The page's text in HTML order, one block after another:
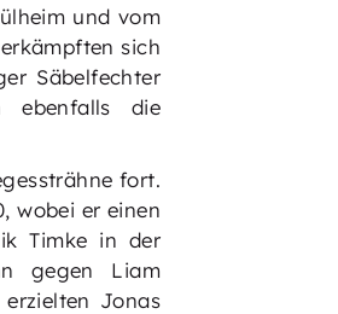
und vom
sich
Säbelfechter
ebenfalls die
fort.
wobei er einen
Timke in der
gegen Liam
Jonas